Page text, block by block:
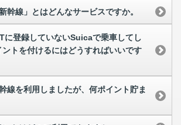
幹線」とはどんなサービスですか。
に登録していないSuicaで乗車してし
ントを付けるにはどうすればいいです
線を利用しましたが、何ポイント貯ま